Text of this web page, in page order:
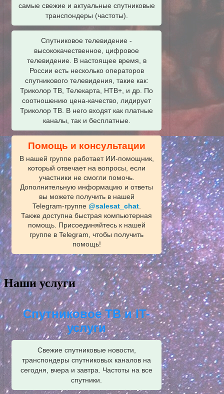
самые свежие и актуальные спутниковые
транспондеры (частоты).
Спутниковое телевидение -
высококачественное, цифровое
телевидение. В настоящее время, в
России есть несколько операторов
спутникового телевидения, такие как:
Триколор ТВ, Телекарта, НТВ+, и др. По
соотношению цена-качество, лидирует
Триколор ТВ. В него входят как платные
каналы, так и бесплатные.
Помощь и консультации
В нашей группе работает ИИ‑помощник,
который отвечает на вопросы, если
участники не смогли помочь.
Дополнительную информацию и ответы
вы можете получить в нашей
Telegram‑группе @salesat_chat.
Также доступна быстрая компьютерная
помощь. Присоединяйтесь к нашей
группе в Telegram, чтобы получить
помощь!
Наши услуги
Спутниковое ТВ и IT-
услуги
Свежие спутниковые новости,
транспондеры спутниковых каналов на
сегодня, вчера и завтра. Частоты на все
спутники.